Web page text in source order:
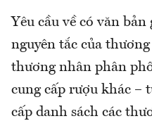
Yêu cầu về có văn
nguyên tắc của
thương nhân phân
cung cấp rượu khác –
cấp danh sách các